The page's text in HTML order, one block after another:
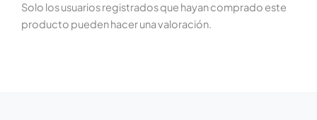
Solo los usuarios registrados que hayan comprado este
producto pueden hacer una valoración.